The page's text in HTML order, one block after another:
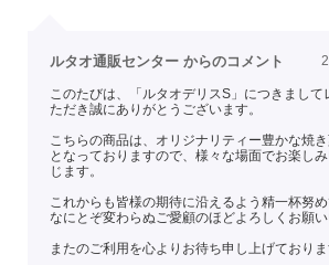
ルタオ通販センター からのコメント
このたびは、「ルタオデリスS」につきまし
ただき誠にありがとうございます。
こちらの商品は、オリジナリティー豊かな焼
となっておりますので、様々な場面でお楽し
じます。
これからも皆様の期待に沿えるよう精一杯努め
なにとぞ変わらぬご愛顧のほどよろしくお願い
またのご利用を心よりお待ち申し上げておりま